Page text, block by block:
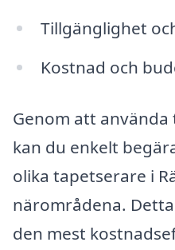
Tillgänglighet
Kostnad och
Genom att
kan du enkelt
olika tapetserare i
närområdena.
den mest